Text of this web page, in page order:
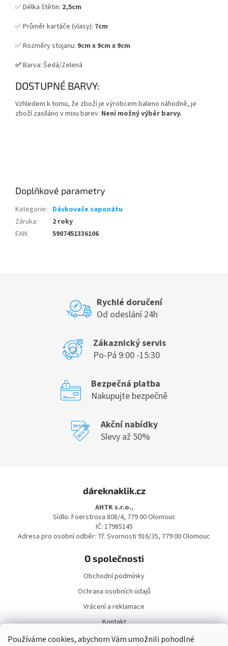
Používáme cookies, abychom Vám umožnili pohodlné
✅ Délka štětin: 2,5cm
✅ Průměr kartáče (vlasy): 7cm
✅ Rozměry stojanu: 9cm x 9cm x 9cm
✅Barva: Šedá/Zelená
DOSTUPNÉ BARVY:
Vzhledem k tomu, že zboží je výrobcem baleno náhodně, je
zboží zasíláno v mixu barev. Není možný výběr barvy.
Doplňkové parametry
Kategorie: Dávkovače saponátu
Záruka:
2 roky
EAN: 5907451336106
Rychlé doručení
Od odeslání 24h
Zákaznický servis
Po-Pá 9:00 -15:30
Bezpečná platba
Nakupujte bezpečně
Akční nabídky
Slevy až 50%
dáreknaklik.cz
AHTK s.r.o.,
Sídlo: Foerstrova 808/4, 779 00 Olomouc
IČ: 17985145
Adresa pro osobní odběr: Tř. Svornosti 916/35, 779 00 Olomouc
O společnosti
Obchodní podmínky
Ochrana osobních údajů
Vrácení a reklamace
Kontakt
Doprava a platba